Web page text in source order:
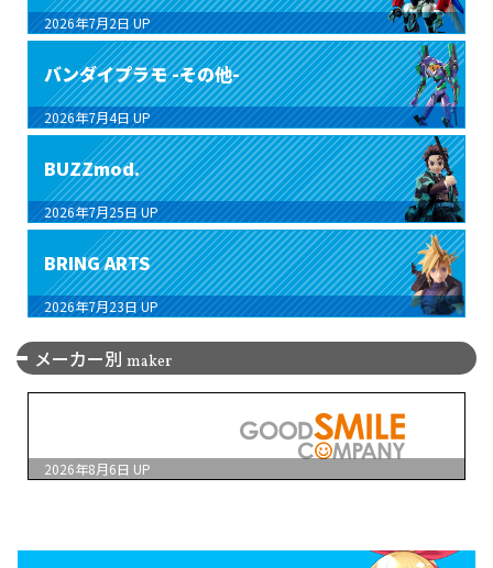
2026年7月2日 UP
バンダイプラモ -その他-
2026年7月4日 UP
BUZZmod.
2026年7月25日 UP
BRING ARTS
2026年7月23日 UP
メーカー別 maker
2026年8月6日 UP